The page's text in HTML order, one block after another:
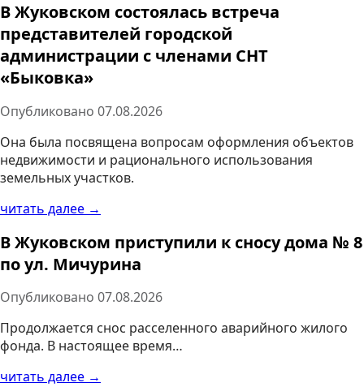
В Жуковском состоялась встреча
представителей городской
администрации с членами СНТ
«Быковка»
Опубликовано 07.08.2026
Она была посвящена вопросам оформления объектов
недвижимости и рационального использования
земельных участков.
читать далее →
В Жуковском приступили к сносу дома № 8
по ул. Мичурина
Опубликовано 07.08.2026
Продолжается снос расселенного аварийного жилого
фонда. В настоящее время…
читать далее →